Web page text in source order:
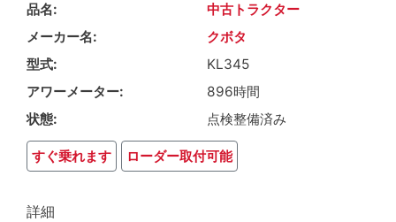
品名
中古トラクター
メーカー名
クボタ
型式
KL345
アワーメーター
896時間
状態
点検整備済み
すぐ乗れます ローダー取付可能
詳細